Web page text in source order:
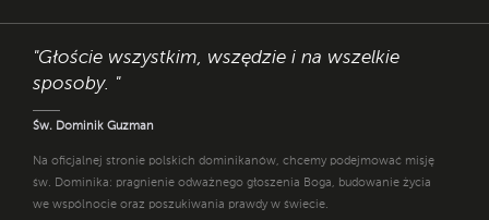
"Głoście wszystkim, wszędzie i na wszelkie
sposoby. "
Św. Dominik Guzman
Na oficjalnej stronie polskich dominikanów, chcemy podejmować misję
św. Dominika: pragnienie odważnego głoszenia Boga, budowanie życia
we wspólnocie oraz poszukiwania prawdy w świecie.